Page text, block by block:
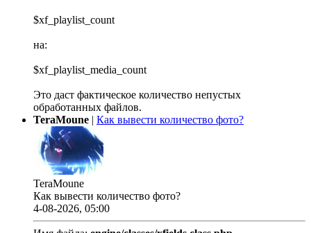
$xf_playlist_count
на:
$xf_playlist_media_count
Это даст фактическое количество непустых
обработанных файлов.
TeraMoune | Как вывести количество фото?
TeraMoune
Как вывести количество фото?
4-08-2026, 05:00